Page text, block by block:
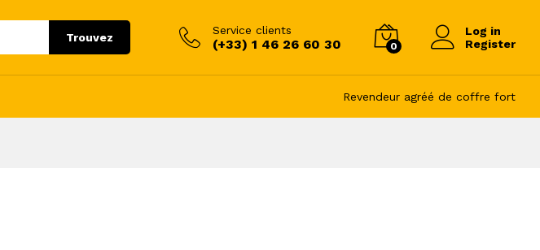
Trouvez
Service clients
(+33) 1 46 26 60 30 0
Log in
Register
Revendeur agréé de coffre fort